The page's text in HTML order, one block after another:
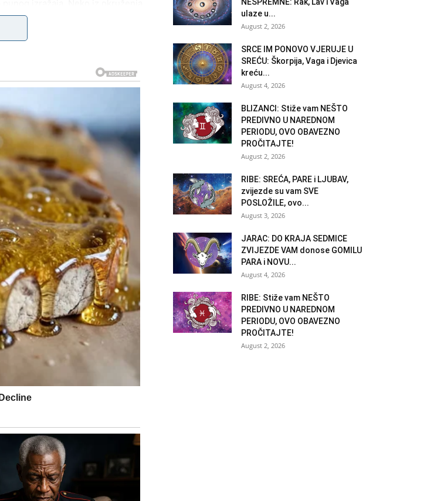
rasporedite novac ili rešite
Ovo je dan kada shvatate da ste
delovalo preteško.
analiza i vraćanja unazad može
od buke sveta.
razume. Ne potiskujte emocije,
razumeli i ostavili iza sebe.
sudbina danas tiho, ali sigurno,
ulaze u...
August 2, 2026
SRCE IM PONOVO VJERUJE U
SREĆU: Škorpija, Vaga i Djevica
kreću...
August 4, 2026
BLIZANCI: Stiže vam NEŠTO
PREDIVNO U NAREDNOM
PERIODU, OVO OBAVEZNO
PROČITAJTE!
August 2, 2026
RIBE: SREĆA, PARE i LJUBAV,
zvijezde su vam SVE
POSLOŽILE, ovo...
August 3, 2026
JARAC: DO KRAJA SEDMICE
ZVIJEZDE VAM donose GOMILU
PARA i NOVU...
August 4, 2026
RIBE: Stiže vam NEŠTO
PREDIVNO U NAREDNOM
PERIODU, OVO OBAVEZNO
PROČITAJTE!
August 2, 2026